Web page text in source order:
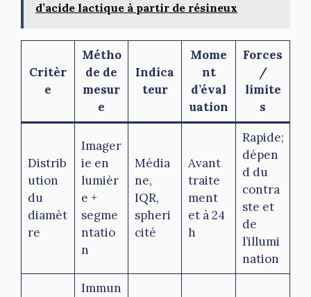
d’acide lactique à partir de résineux
Critèr
e
Métho
de de
mesur
e
Indica
teur
Mome
nt
d’éval
uation
Forces
/
limite
s
Distrib
ution
du
diamèt
re
Imager
ie en
lumièr
e +
segme
ntatio
n
Média
ne,
IQR,
spheri
cité
Avant
traite
ment
et à 24
h
Rapide;
dépen
d du
contra
ste et
de
l’illumi
nation
Immun